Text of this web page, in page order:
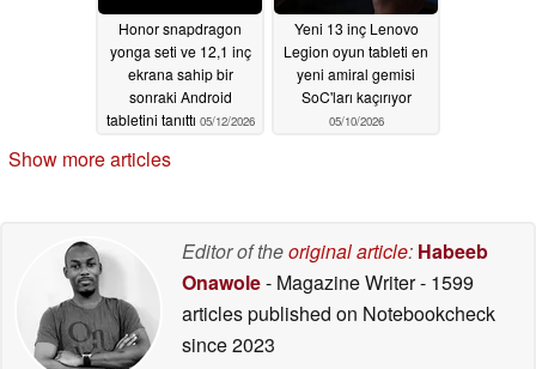
Honor snapdragon
yonga seti ve 12,1 inç
ekrana sahip bir
sonraki Android
tabletini tanıttı 05/12/2026
Yeni 13 inç Lenovo
Legion oyun tableti en
yeni amiral gemisi
SoC'ları kaçırıyor
05/10/2026
Show more articles
Editor of theoriginal article: Habeeb
Onawole- Magazine Writer- 1599
articles published on Notebookcheck
since 2023